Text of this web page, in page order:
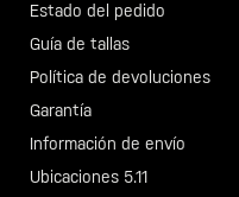
Estado del pedido
Guía de tallas
Política de devoluciones
Garantía
Información de envío
Ubicaciones 5.11